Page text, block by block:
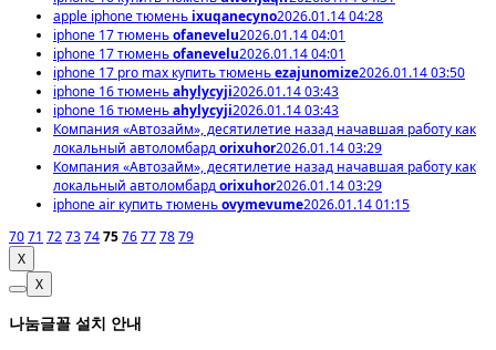
apple iphone тюмень ixuqanecyno2026.01.14 04:28
iphone 17 тюменьofanevelu2026.01.14 04:01
iphone 17 тюменьofanevelu2026.01.14 04:01
iphone 17 pro max купить тюменьezajunomize2026.01.14 03:50
iphone 16 тюменьahylycyji2026.01.14 03:43
iphone 16 тюменьahylycyji2026.01.14 03:43
Компания «Автозайм», десятилетие назад начавшая работу как
локальный автоломбардorixuhor2026.01.14 03:29
Компания «Автозайм», десятилетие назад начавшая работу как
локальный автоломбардorixuhor2026.01.14 03:29
iphone air купить тюменьovymevume2026.01.14 01:15
7071 7273747576777879
X
X
나눔글꼴 설치 안내